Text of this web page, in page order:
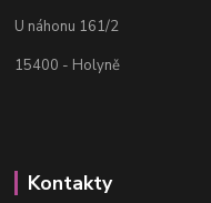
U náhonu 161/2
15400 - Holyně
Kontakty